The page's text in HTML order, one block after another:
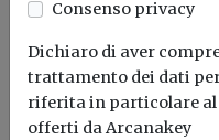
Redazione Build
Agenzia delle entrate: a
100% dell'importo
Consenso privacy
Dichiaro di aver
trattamento dei dati
riferita in particolare al
offerti da Arcanakey